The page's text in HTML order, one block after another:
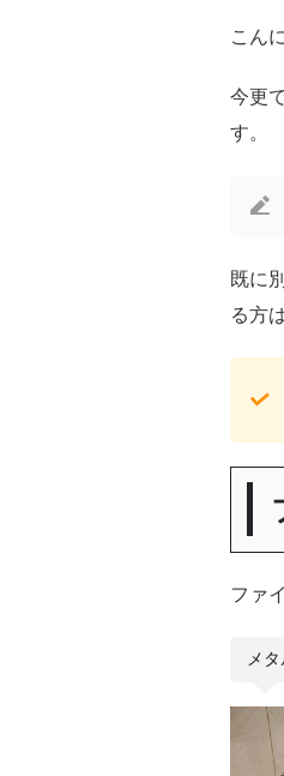
こん
今更
す。
既に
る方
ファ
メ